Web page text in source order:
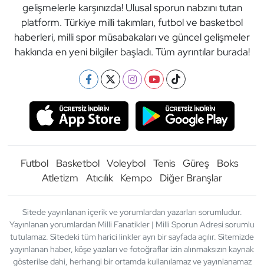
gelişmelerle karşınızda! Ulusal sporun nabzını tutan
platform. Türkiye milli takımları, futbol ve basketbol
haberleri, milli spor müsabakaları ve güncel gelişmeler
hakkında en yeni bilgiler başladı. Tüm ayrıntılar burada!
Futbol Basketbol Voleybol Tenis Güreş
Boks
Atletizm
Atıcılık Kempo Diğer Branşlar
Sitede yayınlanan içerik ve yorumlardan yazarları sorumludur.
Yayınlanan yorumlardan Milli Fanatikler | Milli Sporun Adresi sorumlu
tutulamaz. Sitedeki tüm harici linkler ayrı bir sayfada açılır. Sitemizde
yayınlanan haber, köşe yazıları ve fotoğraflar izin alınmaksızın kaynak
gösterilse dahi, herhangi bir ortamda kullanılamaz ve yayınlanamaz